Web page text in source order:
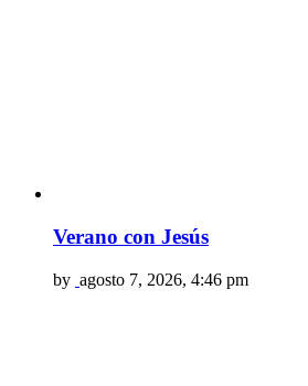
Verano con Jesús
by agosto 7, 2026, 4:46 pm